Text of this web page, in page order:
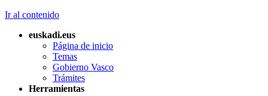
Ir al contenido
euskadi.eus
Página de inicio
Temas
Gobierno Vasco
Trámites
Herramientas